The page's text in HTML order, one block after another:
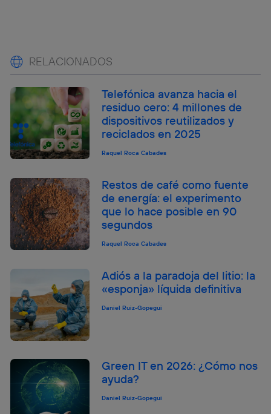
RELACIONADOS
Telefónica avanza hacia el
residuo cero: 4 millones de
dispositivos reutilizados y
reciclados en 2025
Raquel Roca Cabades
Restos de café como fuente
de energía: el experimento
que lo hace posible en 90
segundos
Raquel Roca Cabades
Adiós a la paradoja del litio: la
«esponja» líquida definitiva
Daniel Ruiz-Gopegui
Green IT en 2026: ¿Cómo nos
ayuda?
Daniel Ruiz-Gopegui